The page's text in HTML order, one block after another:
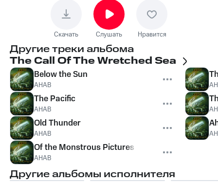
Скачать Слушать Нравится
Другие треки альбома
The Call Of The Wretched Sea
Below the Sun
AHAB
The Pacific
AHAB
Old Thunder
AHAB
Of the Monstrous Pictures of Whales
AHAB
Другие альбомы исполнителя